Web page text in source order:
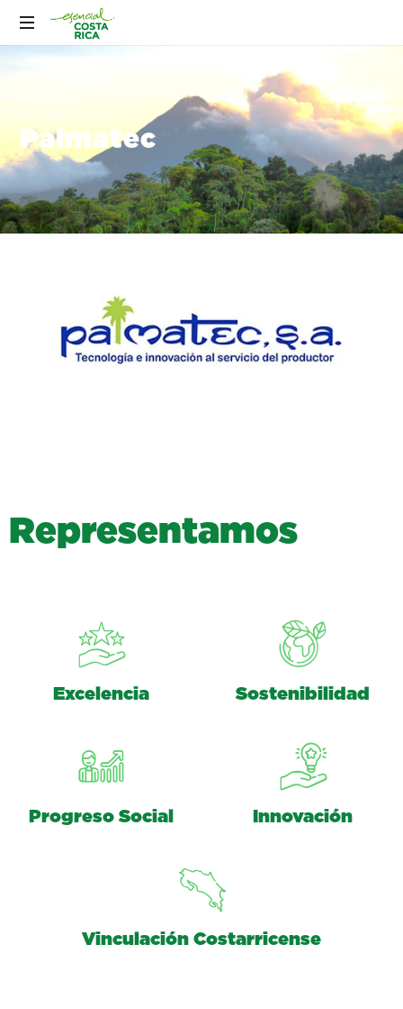
Palmatec
Representamos
Excelencia Sostenibilidad
Progreso Social Innovación
Vinculación Costarricense